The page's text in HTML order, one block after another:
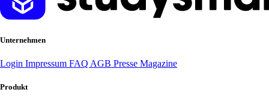
Unternehmen
Login Impressum FAQ AGB Presse Magazine
Produkt